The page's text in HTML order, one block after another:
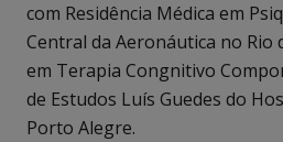
com Residência Médica em
Central da Aeronáutica no Rio
em Terapia Congnitivo
de Estudos Luís Guedes do
Porto Alegre.